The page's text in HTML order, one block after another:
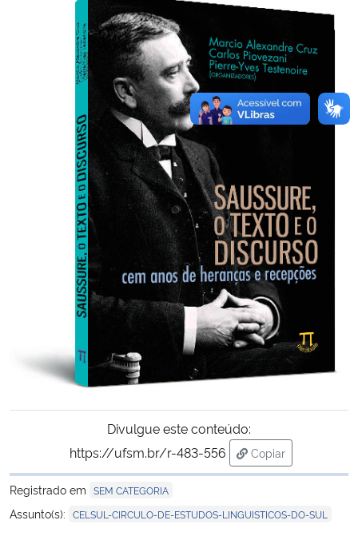
Divulgue este conteúdo:
https://ufsm.br/r-483-556
Copiar
para área de
Registrado em SEM CATEGORIA
Assunto(s): CELSUL-CIRCULO-DE-ESTUDOS-LINGUISTICOS-DO-SUL